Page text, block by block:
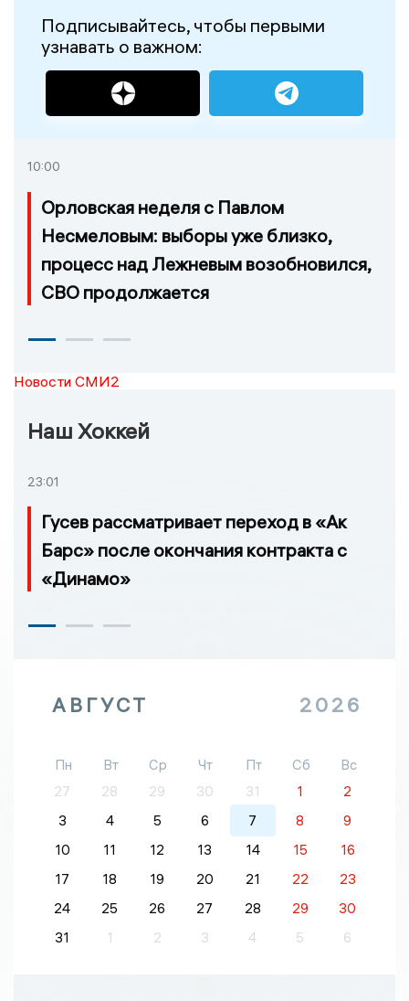
Подписывайтесь, чтобы первыми
узнавать о важном:
10:00
Орловская неделя с Павлом
Несмеловым: выборы уже близко,
процесс над Лежневым возобновился,
СВО продолжается
Новости СМИ2
Наш Хоккей
23:01
Гусев рассматривает переход в «Ак
Барс» после окончания контракта с
«Динамо»
АВГУСТ 2026
Пн Вт Ср Чт Пт Сб
Вс
27
28 29 30 31 1
2
3
4 5 6 7 8
9
10
11 12 13 14 15
16
17
18 19 20 21 22
23
24
25 26 27 28 29
30
31
1 2 3 4 5 6